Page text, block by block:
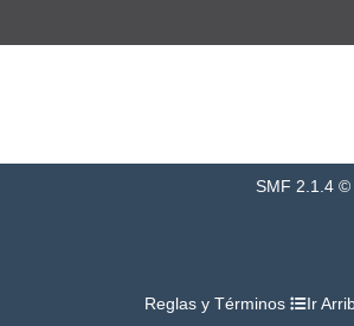
SMF 2.1.4 ©
Reglas y Términos Ir